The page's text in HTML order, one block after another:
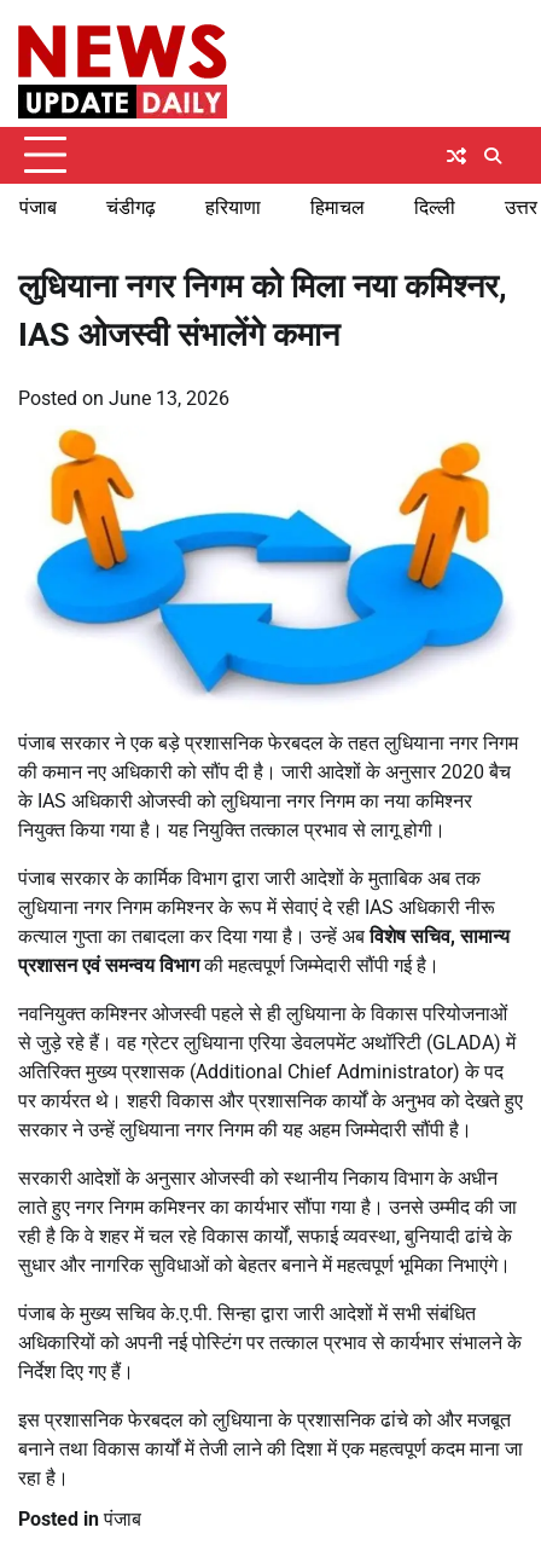
content
पंजाब चंडीगढ़ हरियाणा हिमाचल दिल्ली
लुधियाना नगर निगम को मिला नया कमिश्नर,
IAS ओजस्वी संभालेंगे कमान
Posted on June 13, 2026
पंजाब सरकार ने एक बड़े प्रशासनिक फेरबदल के तहत लुधियाना नगर निगम
की कमान नए अधिकारी को सौंप दी है। जारी आदेशों के अनुसार 2020 बैच
के IAS अधिकारी ओजस्वी को लुधियाना नगर निगम का नया कमिश्नर
नियुक्त किया गया है। यह नियुक्ति तत्काल प्रभाव से लागू होगी।
पंजाब सरकार के कार्मिक विभाग द्वारा जारी आदेशों के मुताबिक अब तक
लुधियाना नगर निगम कमिश्नर के रूप में सेवाएं दे रही IAS अधिकारी नीरू
कत्याल गुप्ता का तबादला कर दिया गया है। उन्हें अबविशेष सचिव, सामान्य
प्रशासन एवं समन्वय विभागकी महत्वपूर्ण जिम्मेदारी सौंपी गई है।
नवनियुक्त कमिश्नर ओजस्वी पहले से ही लुधियाना के विकास परियोजनाओं
से जुड़े रहे हैं। वह ग्रेटर लुधियाना एरिया डेवलपमेंट अथॉरिटी (GLADA) में
अतिरिक्त मुख्य प्रशासक (Additional Chief Administrator) के पद
पर कार्यरत थे। शहरी विकास और प्रशासनिक कार्यों के अनुभव को देखते हुए
सरकार ने उन्हें लुधियाना नगर निगम की यह अहम जिम्मेदारी सौंपी है।
सरकारी आदेशों के अनुसार ओजस्वी को स्थानीय निकाय विभाग के अधीन
लाते हुए नगर निगम कमिश्नर का कार्यभार सौंपा गया है। उनसे उम्मीद की जा
रही है कि वे शहर में चल रहे विकास कार्यों, सफाई व्यवस्था, बुनियादी ढांचे के
सुधार और नागरिक सुविधाओं को बेहतर बनाने में महत्वपूर्ण भूमिका निभाएंगे।
पंजाब के मुख्य सचिव के.ए.पी. सिन्हा द्वारा जारी आदेशों में सभी संबंधित
अधिकारियों को अपनी नई पोस्टिंग पर तत्काल प्रभाव से कार्यभार संभालने के
निर्देश दिए गए हैं।
इस प्रशासनिक फेरबदल को लुधियाना के प्रशासनिक ढांचे को और मजबूत
बनाने तथा विकास कार्यों में तेजी लाने की दिशा में एक महत्वपूर्ण कदम माना जा
रहा है।
Posted inपंजाब